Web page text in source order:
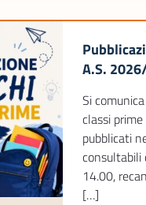
A.S.
Si
classi
pubblicati
consultabili
14.00,
[…]